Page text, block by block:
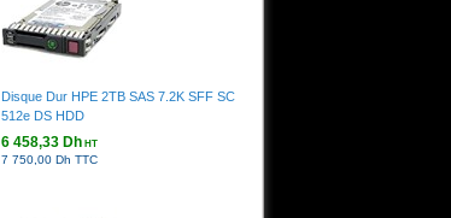
Disque Dur HPE 2TB SAS 7.2K SFF SC
512e DS HDD
6 458,33 DhHT
7 750,00 Dh TTC